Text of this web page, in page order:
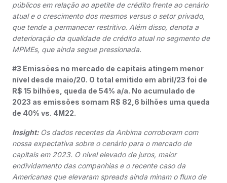
públicos em relação ao apetite de crédito frente ao cenário
atual e o crescimento dos mesmos versus o setor privado,
que tende a permanecer restritivo. Além disso, denota a
deterioração da qualidade de crédito atual no segmento de
MPMEs, que ainda segue pressionada.
#3 Emissões no mercado de capitais atingem menor
nível desde maio/20. O total emitido em abril/23 foi de
R$ 15 bilhões, queda de 54% a/a. No acumulado de
2023 as emissões somam R$ 82,6 bilhões uma queda
de 40% vs. 4M22.
Insight: Os dados recentes da Anbima corroboram com
nossa expectativa sobre o cenário para o mercado de
capitais em 2023. O nível elevado de juros, maior
endividamento das companhias e o recente caso da
Americanas que elevaram spreads ainda minam o fluxo de